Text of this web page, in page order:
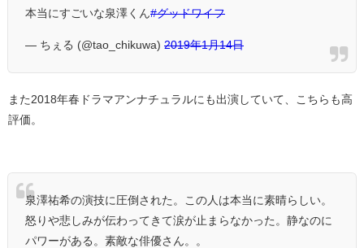
本当にすごいな泉澤くん#グッドワイフ
— ちぇる (@tao_chikuwa) 2019年1月14日
また2018年春ドラマアンナチュラルにも出演していて、こちらも高
評価。
泉澤祐希の演技に圧倒された。この人は本当に素晴らしい。
怒りや悲しみが伝わってきて涙が止まらなかった。静なのに
パワーがある。素敵な俳優さん。。